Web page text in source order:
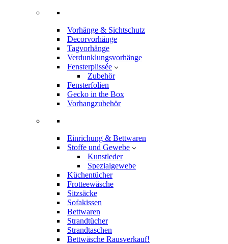
Vorhänge & Sichtschutz
Decorvorhänge
Tagvorhänge
Verdunklungsvorhänge
Fensterplissée
Zubehör
Fensterfolien
Gecko in the Box
Vorhangzubehör
Einrichung & Bettwaren
Stoffe und Gewebe
Kunstleder
Spezialgewebe
Küchentücher
Frotteewäsche
Sitzsäcke
Sofakissen
Bettwaren
Strandtücher
Strandtaschen
Bettwäsche Rausverkauf!